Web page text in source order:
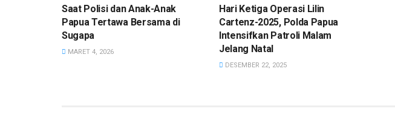
Saat Polisi dan Anak-Anak
Papua Tertawa Bersama di
Sugapa
MARET 4, 2026
Hari Ketiga Operasi Lilin
Cartenz-2025, Polda Papua
Intensifkan Patroli Malam
Jelang Natal
DESEMBER 22, 2025